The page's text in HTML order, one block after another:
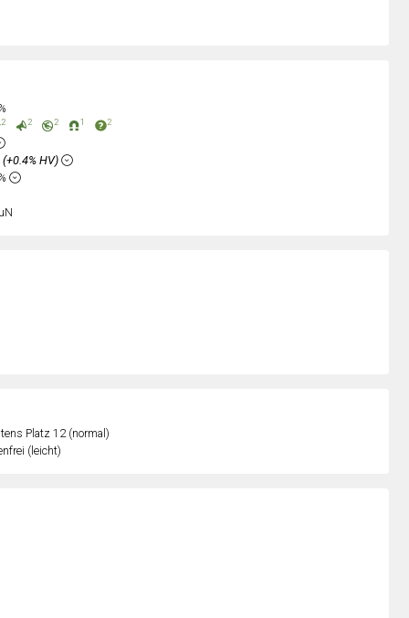
Platz 12 (normal)
(leicht)
2 2 2 1 2
(+0.4% HV)